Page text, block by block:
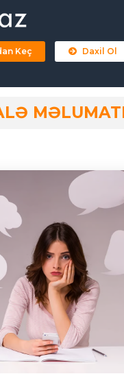
Keç Daxil Ol